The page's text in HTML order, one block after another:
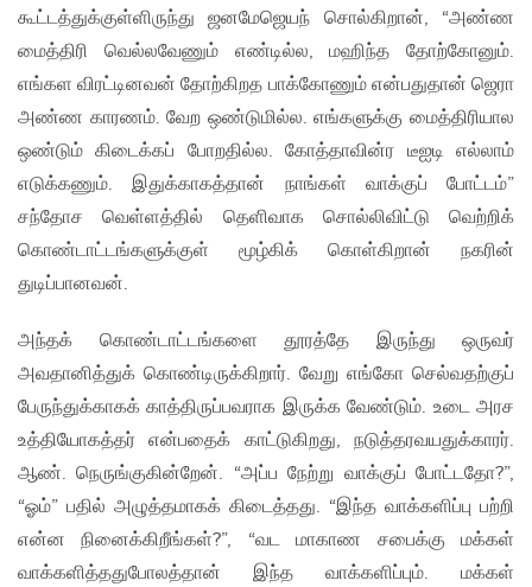
கூட்டத்துக்குள்ளிருந்து ஜனமேஜெயந் சொல்கிறான், “அண்ண
மைத்திரி வெல்லவேணும் எண்டில்ல, மஹிந்த தோற்கோனும்.
எங்கள விரட்டினவன் தோற்கிறத பாக்கோணும் என்பதுதான் ஜெரா
அண்ண காரணம். வேற ஒண்டுமில்ல. எங்களுக்கு மைத்திரியால
ஒண்டும் கிடைக்கப் போறதில்ல. கோத்தாவின்ர டீஐடி எல்லாம்
எடுக்கணும். இதுக்காகத்தான் நாங்கள் வாக்குப் போட்டம்”
சந்தோச வெள்ளத்தில் தெளிவாக சொல்லிவிட்டு வெற்றிக்
கொண்டாட்டங்களுக்குள் மூழ்கிக் கொள்கிறான் நகரின்
துடிப்பானவன்.
அந்தக் கொண்டாட்டங்களை தூரத்தே இருந்து ஒருவர்
அவதானித்துக் கொண்டிருக்கிறார். வேறு எங்கோ செல்வதற்குப்
பேருந்துக்காகக் காத்திருப்பவராக இருக்க வேண்டும். உடை அரச
உத்தியோகத்தர் என்பதைக் காட்டுகிறது, நடுத்தரவயதுக்காரர்.
ஆண். நெருங்குகின்றேன். “அப்ப நேற்று வாக்குப் போட்டதோ?”,
“ஓம்” பதில் அழுத்தமாகக் கிடைத்தது. “இந்த வாக்களிப்பு பற்றி
என்ன நினைக்கிறீங்கள்?”, “வட மாகாண சபைக்கு மக்கள்
வாக்களித்ததுபோலத்தான் இந்த வாக்களிப்பும். மக்கள்